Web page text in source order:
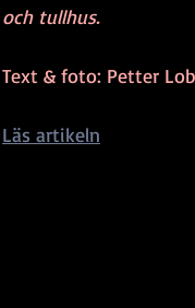
och tullhus.
Text & foto: Petter
Läs artikeln